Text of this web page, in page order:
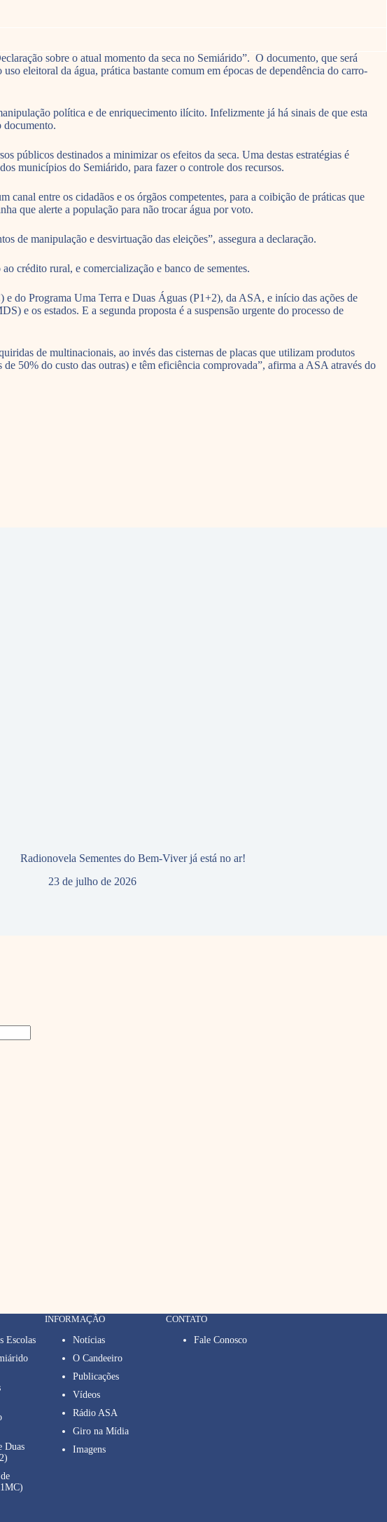
sobre o atual momento da seca no Semiárido”. O documento, que será
eleitoral da água, prática bastante comum em épocas de dependência do carro-
política e de enriquecimento ilícito. Infelizmente já há sinais de que esta
documento.
públicos destinados a minimizar os efeitos da seca. Uma destas estratégias é
municípios do Semiárido, para fazer o controle dos recursos.
entre os cidadãos e os órgãos competentes, para a coibição de práticas que
que alerte a população para não trocar água por voto.
de manipulação e desvirtuação das eleições”, assegura a declaração.
crédito rural, e comercialização e banco de sementes.
do Programa Uma Terra e Duas Águas (P1+2), da ASA, e início das ações de
e os estados. E a segunda proposta é a suspensão urgente do processo de
de multinacionais, ao invés das cisternas de placas que utilizam produtos
50% do custo das outras) e têm eficiência comprovada”, afirma a ASA através do
Radionovela Sementes do Bem-Viver já está no ar!
23 de julho de 2026
Escolas
Duas
INFORMAÇÃO
Notícias
O Candeeiro
Publicações
Vídeos
Rádio ASA
Giro na Mídia
Imagens
CONTATO
Fale Conosco